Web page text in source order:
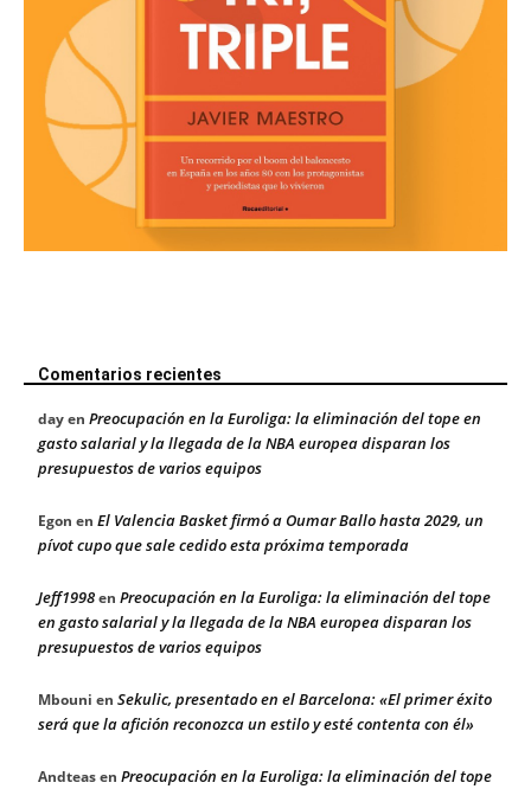
Comentarios recientes
dayen Preocupación en la Euroliga: la eliminación del tope en
gasto salarial y la llegada de la NBA europea disparan los
presupuestos de varios equipos
Egon en El Valencia Basket firmó a Oumar Ballo hasta 2029, un
pívot cupo que sale cedido esta próxima temporada
Jeff1998en Preocupación en la Euroliga: la eliminación del tope
en gasto salarial y la llegada de la NBA europea disparan los
presupuestos de varios equipos
Mbouni en Sekulic, presentado en el Barcelona: «El primer éxito
será que la afición reconozca un estilo y esté contenta con él»
Andteasen Preocupación en la Euroliga: la eliminación del tope